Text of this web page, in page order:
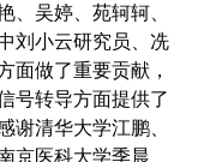
、吴婷、苑轲轲、
刘小云研究员、冼
面做了重要贡献，
号转导方面提供了
谢清华大学江鹏、
京医科大学季晨